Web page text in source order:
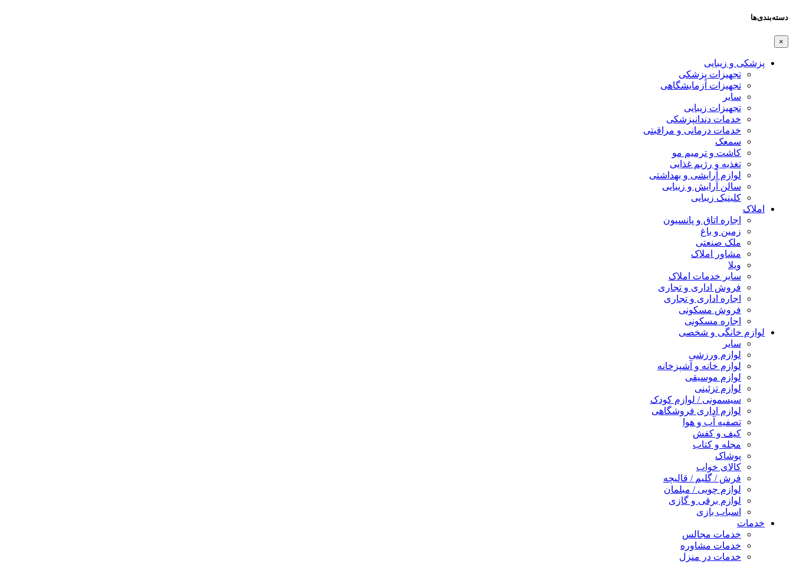
دسته‌بندی‌ها
×
پزشکی و زیبایی
تجهیزات پزشکی
تجهیزات آزمایشگاهی
سایر
تجهیزات زیبایی
خدمات دندانپزشکی
خدمات درمانی و مراقبتی
سمعک
کاشت و ترمیم مو
تغذیه و رژیم غذایی
لوازم آرایشی و بهداشتی
سالن آرایش و زیبایی
کلینیک زیبایی
املاک
اجاره اتاق و پانسیون
زمین و باغ
ملک صنعتی
مشاور املاک
ویلا
سایر خدمات املاک
فروش اداری و تجاری
اجاره اداری و تجاری
فروش مسکونی
اجاره مسکونی
لوازم خانگی و شخصی
سایر
لوازم ورزشی
لوازم خانه و آشپزخانه
لوازم موسیقی
لوازم تزئینی
سیسمونی / لوازم کودک
لوازم اداری فروشگاهی
تصفیه آب و هوا
کیف و کفش
مجله و کتاب
پوشاک
کالای خواب
فرش / گلیم / قالیچه
لوازم چوبی / مبلمان
لوازم برقی و گازی
اسباب بازی
خدمات
خدمات مجالس
خدمات مشاوره
خدمات در منزل